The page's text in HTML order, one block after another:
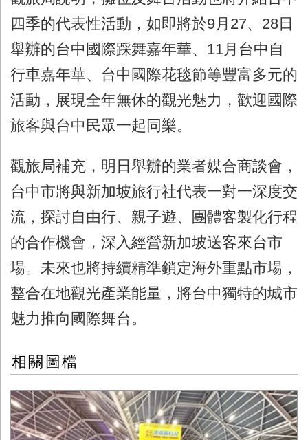
四季的代表性活動，如即將於9月 27、 28日
舉辦的台中國際踩舞嘉年華、 11月台中自
行車嘉年華、台中國際花毯節等豐富多元的
活動，展現全年無休的觀光魅力，歡迎國際
旅客與台中民眾一起同樂。
觀旅局補充，明日舉辦的業者媒合商談會，
台中市將與新加坡旅行社代表一對一深度交
流，探討自由行、親子遊、團體客製化行程
的合作機會，深入經營新加坡送客來台市
場。未來也將持續精準鎖定海外重點市場，
整合在地觀光產業能量，將台中獨特的城市
魅力推向國際舞台。
相關圖檔